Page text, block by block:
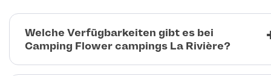
Welche Verfügbarkeiten gibt es bei
Camping Flower campings La Rivière?